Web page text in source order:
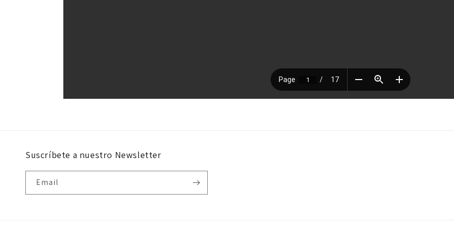
Suscríbete a nuestro Newsletter
Email